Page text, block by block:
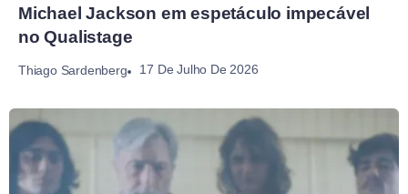
Michael Jackson em espetáculo impecável
no Qualistage
Thiago Sardenberg 17 De Julho De 2026